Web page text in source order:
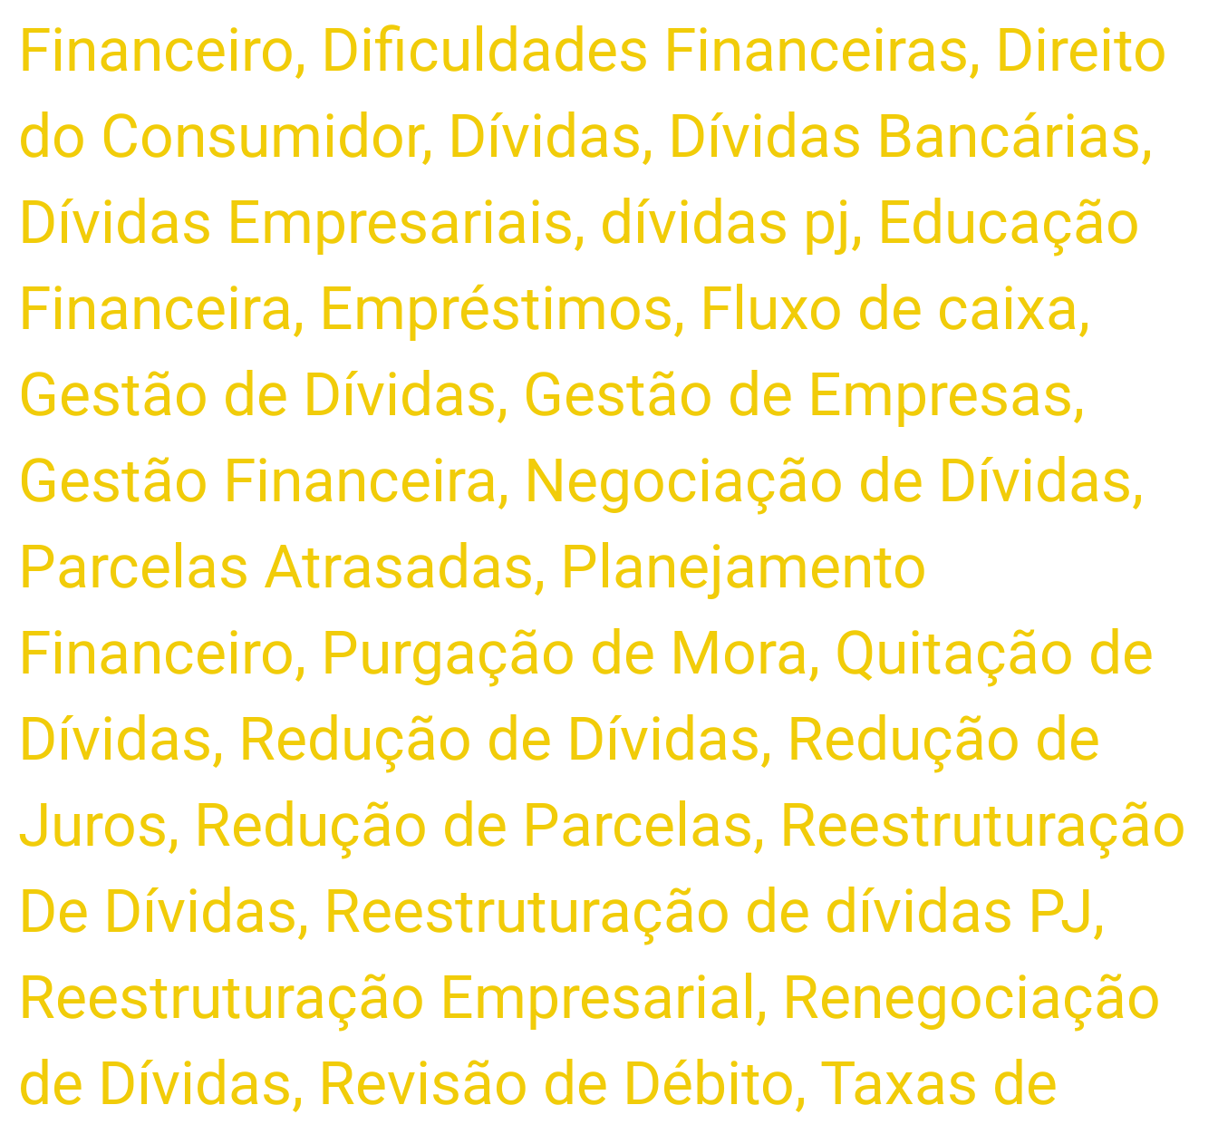
Financeiro, Dificuldades Financeiras, Direito
do Consumidor, Dívidas, Dívidas Bancárias,
Dívidas Empresariais, dívidas pj, Educação
Financeira, Empréstimos, Fluxo de caixa,
Gestão de Dívidas, Gestão de Empresas,
Gestão Financeira, Negociação de Dívidas,
Parcelas Atrasadas, Planejamento
Financeiro, Purgação de Mora, Quitação de
Dívidas, Redução de Dívidas, Redução de
Juros, Redução de Parcelas, Reestruturação
De Dívidas, Reestruturação de dívidas PJ,
Reestruturação Empresarial , Renegociação
de Dívidas, Revisão de Débito, Taxas de